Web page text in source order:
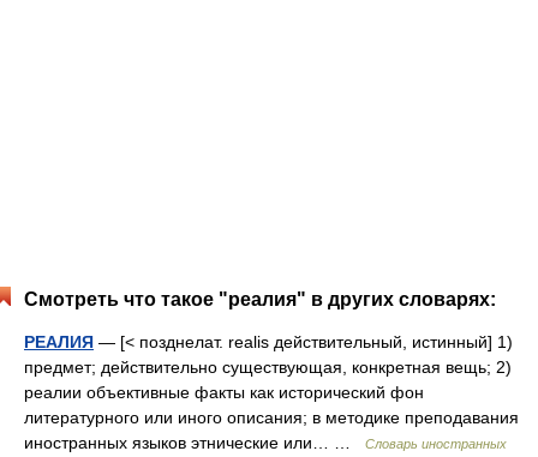
Смотреть что такое "реалия" в других словарях:
РЕАЛИЯ — [< позднелат. realis действительный, истинный] 1)
предмет; действительно существующая, конкретная вещь; 2)
реалии объективные факты как исторический фон
литературного или иного описания; в методике преподавания
иностранных языков этнические или… …
Словарь иностранных